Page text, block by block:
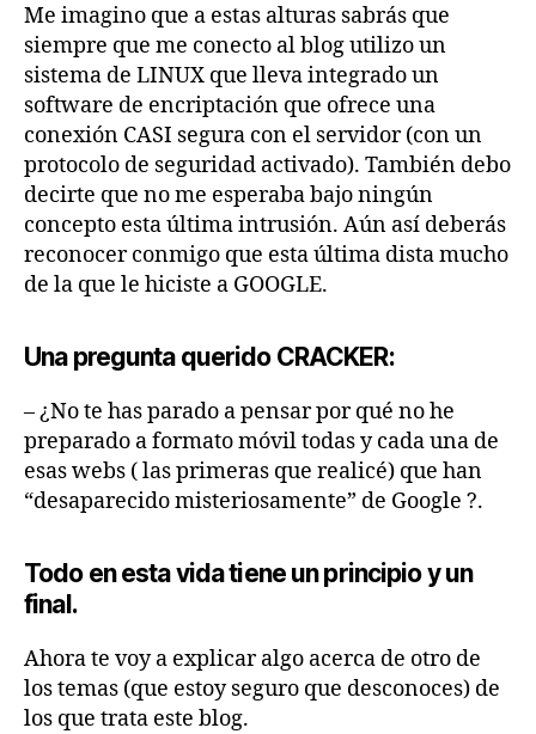
Me imagino que a estas alturas sabrás que
siempre que me conecto al blog utilizo un
sistema de LINUX que lleva integrado un
software de encriptación que ofrece una
conexión CASI segura con el servidor (con un
protocolo de seguridad activado). También debo
decirte que no me esperaba bajo ningún
concepto esta última intrusión. Aún así deberás
reconocer conmigo que esta última dista mucho
de la que le hiciste a GOOGLE.
Una pregunta querido CRACKER:
– ¿No te has parado a pensar por qué no he
preparado a formato móvil todas y cada una de
esas webs ( las primeras que realicé) que han
“desaparecido misteriosamente” de Google ?.
Todo en esta vida tiene un principio y un
final.
Ahora te voy a explicar algo acerca de otro de
los temas (que estoy seguro que desconoces) de
los que trata este blog.